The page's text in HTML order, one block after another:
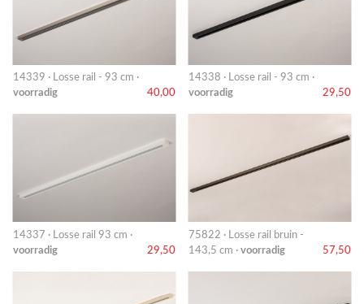
14339 · Losse rail - 93 cm ·
voorradig
40,00
14338 · Losse rail - 93 cm ·
voorradig
29,50
14337 · Losse rail 93 cm ·
voorradig
29,50
75822 · Losse rail bruin -
143,5 cm · voorradig 57,50